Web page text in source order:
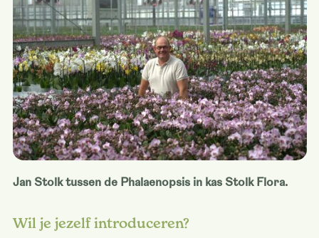
Jan Stolk tussen de Phalaenopsis in kas Stolk Flora.
Wil je jezelf introduceren?